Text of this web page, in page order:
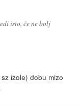
isto, če ne bolj
izole) dobu mizo